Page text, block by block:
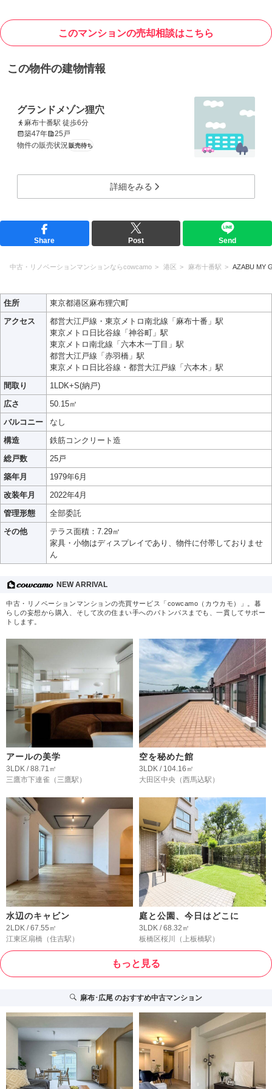
このマンションの売却相談はこちら
この物件の建物情報
グランドメゾン狸穴
麻布十番駅 徒歩6分
築47年
25戸
物件の販売状況販売待ち
詳細をみる
Share Post Send
中古・リノベーションマンションならcowcamo 港区 麻布十番駅 AZABU MY
住所
東京都港区麻布狸穴町
アクセス
都営大江戸線・東京メトロ南北線「麻布十番」駅
東京メトロ日比谷線「神谷町」駅
東京メトロ南北線「六本木一丁目」駅
都営大江戸線「赤羽橋」駅
東京メトロ日比谷線・都営大江戸線「六本木」駅
間取り
1LDK+S(納戸)
広さ
50.15㎡
バルコニー
なし
構造
鉄筋コンクリート造
総戸数
25戸
築年月
1979年6月
改装年月
2022年4月
管理形態
全部委託
その他
テラス面積：7.29㎡
家具・小物はディスプレイであり、物件に付帯しておりませ
ん
NEW ARRIVAL
中古・リノベーションマンションの売買サービス「cowcamo（カウカモ）」。暮
らしの妄想から購入、そして次の住まい手へのバトンパスまでも、一貫してサポー
トします。
アールの美学
3LDK / 88.71㎡
三鷹市下連雀 （三鷹駅）
空を秘めた館
3LDK / 104.16㎡
大田区中央 （西馬込駅）
水辺のキャビン
2LDK / 67.55㎡
江東区扇橋 （住吉駅）
庭と公園、今日はどこに
3LDK / 68.32㎡
板橋区桜川
（上板橋駅）
もっと見る
麻布･広尾のおすすめ中古マンション